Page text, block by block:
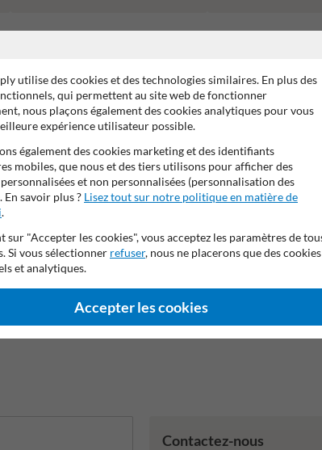
fabricant Stratifé anti-graffiti 99% anti-
Contactez-nous
utilise des cookies et des technologies similaires. En plus des
qui permettent au site web de fonctionner
nous plaçons également des cookies analytiques pour vous
expérience utilisateur possible.
également des cookies marketing et des identifiants
mobiles, que nous et des tiers utilisons pour afficher des
et non personnalisées (personnalisation des
En savoir plus ? Lisez tout sur notre politique en matière de
.
sur "Accepter les cookies", vous acceptez les paramètres de
Si vous sélectionner refuser, nous ne placerons que des cookies
et analytiques.
Accepter les cookies